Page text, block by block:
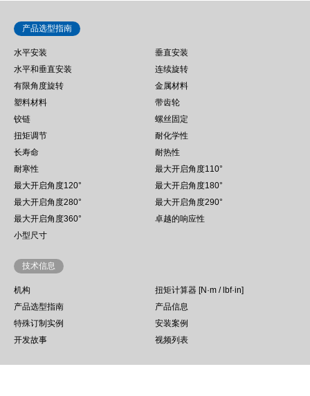
产品选型指南
水平安装
垂直安装
水平和垂直安装
连续旋转
有限角度旋转
金属材料
塑料材料
带齿轮
铰链
螺丝固定
扭矩调节
耐化学性
长寿命
耐热性
耐寒性
最大开启角度110°
最大开启角度120°
最大开启角度180°
最大开启角度280°
最大开启角度290°
最大开启角度360°
卓越的响应性
小型尺寸
技术信息
机构
扭矩计算器 [N·m / lbf·in]
产品选型指南
产品信息
特殊订制实例
安装案例
开发故事
视频列表